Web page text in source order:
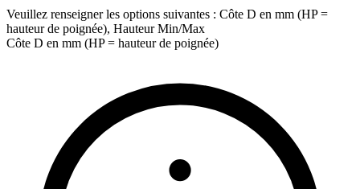
Veuillez renseigner les options suivantes : Côte D en mm (HP =
hauteur de poignée), Hauteur Min/Max
Côte D en mm (HP = hauteur de poignée)